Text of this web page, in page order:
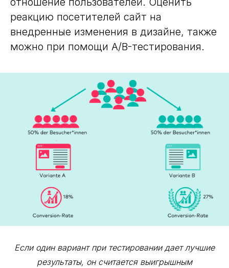
реакцию посетителей сайт на
внедренные изменения в дизайне, также
можно при помощи A/B-тестирования.
Если один вариант при тестировании дает лучшие
результаты, он считается выигрышным